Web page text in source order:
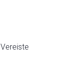
Vereiste